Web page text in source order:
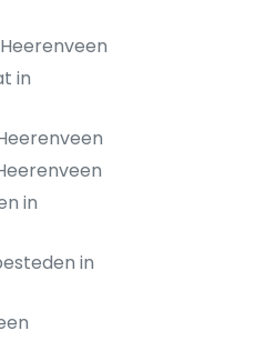
in
in
in